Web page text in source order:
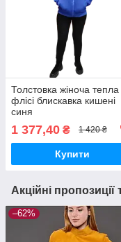
Толстовка жіноча
флісі блискавка кишені
синя
1 377,40 ₴ 1 420 ₴
Купити
Акційні
–62%